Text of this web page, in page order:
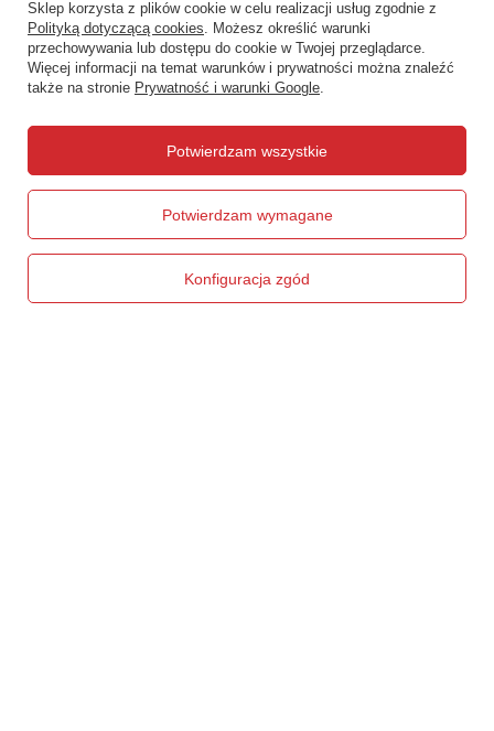
Śledzenie przesyłki
Chcę zwrócić produkt
Chcę wymienić produkt
Sklep korzysta z plików cookie w celu realizacji usług zgodnie z
Polityką dotyczącą cookies. Możesz określić warunki
przechowywania lub dostępu do cookie w Twojej przeglądarce.
Więcej informacji na temat warunków i prywatności można znaleźć
także na stronie Prywatność i warunki Google.
Potwierdzam wymagane
Konfiguracja zgód
Potwierdzam wszystkie